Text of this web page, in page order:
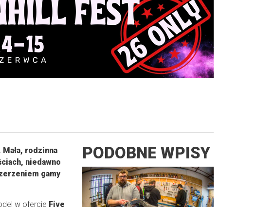
rodzinna
niedawno
gamy
w ofercie Five
PODOBNE WPISY